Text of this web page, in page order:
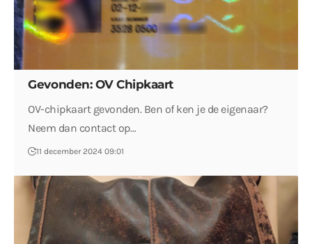
Gevonden: OV Chipkaart
OV-chipkaart gevonden. Ben of ken je de eigenaar?
Neem dan contact op…
11 december 2024 09:01